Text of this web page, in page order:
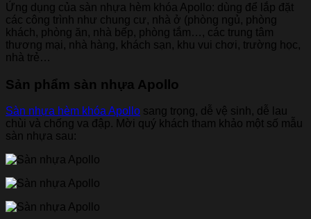
Ứng dụng của sàn nhựa hèm khóa Apollo: dùng để lắp đặt
các công trình như chung cư, nhà ở (phòng ngủ, phòng
khách, phòng ăn, nhà bếp, phòng tắm…, các trung tâm
thương mại, nhà hàng, khách sạn, khu vui chơi, trường học,
nhà trẻ…
Sản phẩm sàn nhựa Apollo
Sàn nhựa hèm khóa Apollo sang trọng, dễ vệ sinh, dễ lau
chùi và chống va đập. Mời quý khách tham khảo một số mẫu
sàn nhựa sau: